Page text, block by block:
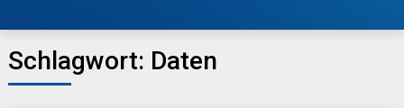
Schlagwort: Daten